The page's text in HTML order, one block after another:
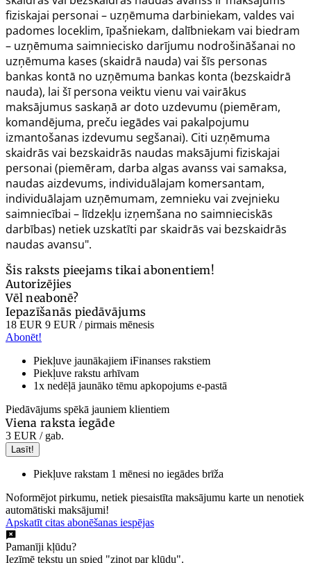
fiziskajai personai – uzņēmuma darbiniekam, valdes vai
padomes loceklim, īpašniekam, dalībniekam vai biedram
– uzņēmuma saimniecisko darījumu nodrošināšanai no
uzņēmuma kases (skaidrā nauda) vai šīs personas
bankas kontā no uzņēmuma bankas konta (bezskaidrā
nauda), lai šī persona veiktu vienu vai vairākus
maksājumus saskaņā ar doto uzdevumu (piemēram,
komandējuma, preču iegādes vai pakalpojumu
izmantošanas izdevumu segšanai). Citi uzņēmuma
skaidrās vai bezskaidrās naudas maksājumi fiziskajai
personai (piemēram, darba algas avanss vai samaksa,
naudas aizdevums, individuālajam komersantam,
individuālajam uzņēmumam, zemnieku vai zvejnieku
saimniecībai – līdzekļu izņemšana no saimnieciskās
darbības) netiek uzskatīti par skaidrās vai bezskaidrās
naudas avansu".
Šis raksts pieejams tikai abonentiem!
Autorizējies
Vēl neabonē?
Iepazīšanās piedāvājums
18 EUR 9 EUR / pirmais mēnesis
Abonēt!
Piekļuve jaunākajiem iFinanses rakstiem
Piekļuve rakstu arhīvam
1x nedēļā jaunāko tēmu apkopojums e-pastā
Piedāvājums spēkā jauniem klientiem
Viena raksta iegāde
3 EUR / gab.
Lasīt!
Piekļuve rakstam 1 mēnesi no iegādes brīža
Noformējot pirkumu, netiek piesaistīta maksājumu karte un nenotiek
automātiski maksājumi!
Apskatīt citas abonēšanas iespējas
Pamanīji kļūdu?
Iezīmē tekstu un spied "ziņot par kļūdu".